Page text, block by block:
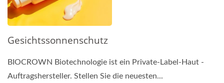
Gesichtssonnenschutz
BIOCROWN Biotechnologie ist ein Private-Label-Haut -
Auftragshersteller. Stellen Sie die neuesten...